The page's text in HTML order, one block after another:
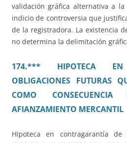
validación gráfica alternativa a
indicio de controversia que
de la registradora. La existencia
no determina la delimitación
174.*** HIPOTECA
OBLIGACIONES FUTURAS
COMO
AFIANZAMIENTO MERCANTIL
Hipoteca en contragarantía